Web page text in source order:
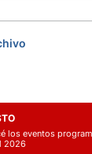
los eventos
2026